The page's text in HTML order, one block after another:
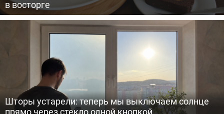
в восторге
Шторы устарели: теперь мы выключаем солнце
прямо через стекло одной кнопкой